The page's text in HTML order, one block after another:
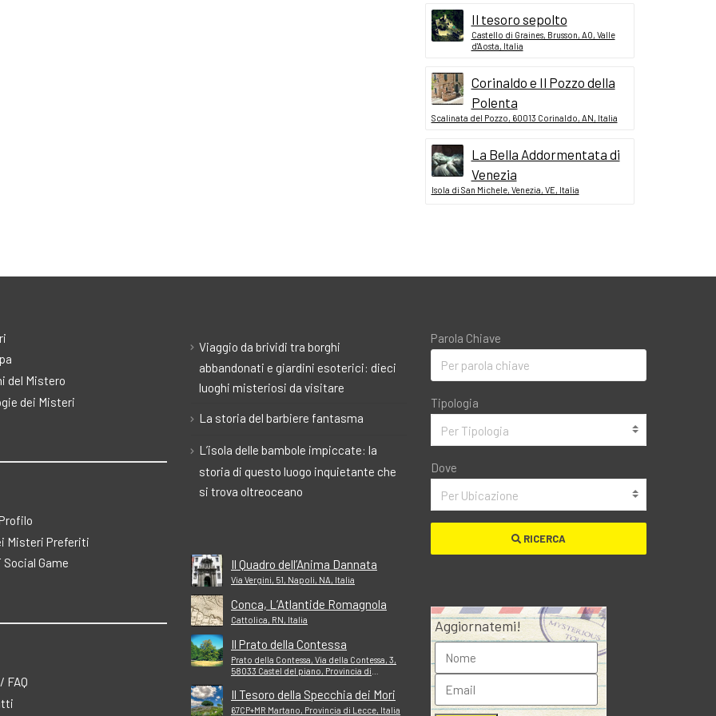
Il tesoro sepolto
Castello di Graines, Brusson, AO, Valle
d'Aosta, Italia
Corinaldo e Il Pozzo della
Polenta
Scalinata del Pozzo, 60013 Corinaldo, AN, Italia
La Bella Addormentata di
Venezia
Isola di San Michele, Venezia, VE, Italia
del Mistero
dei Misteri
Misteri Preferiti
Social Game
FAQ
Viaggio da brividi tra borghi
abbandonati e giardini esoterici: dieci
luoghi misteriosi da visitare
La storia del barbiere fantasma
L’isola delle bambole impiccate: la
storia di questo luogo inquietante che
si trova oltreoceano
Il Quadro dell’Anima Dannata
Via Vergini, 51, Napoli, NA, Italia
Conca, L’Atlantide Romagnola
Cattolica, RN, Italia
Il Prato della Contessa
Prato della Contessa, Via della Contessa, 3,
58033 Castel del piano, Provincia di
Il Tesoro della Specchia dei Mori
67CP+MR Martano, Provincia di Lecce, Italia
Parola Chiave
Tipologia
Per Tipologia
Dove
Per Ubicazione
RICERCA
Aggiornatemi!